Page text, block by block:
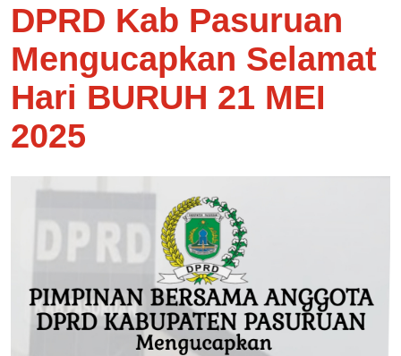
DPRD Kab Pasuruan
Mengucapkan Selamat
Hari BURUH 21 MEI
2025